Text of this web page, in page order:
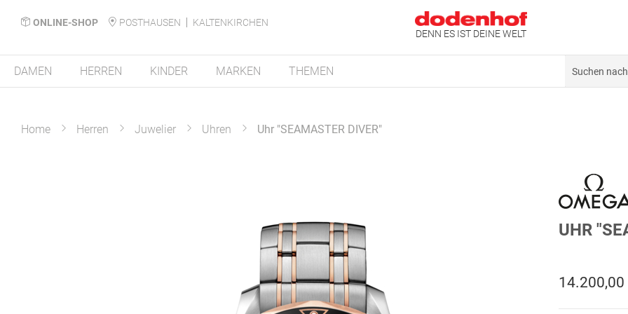
ONLINE-SHOP POSTHAUSEN
KALTENKIRCHEN
DENN ES IST DEINE WELT
DAMEN HERREN KINDER MARKEN THEMEN
Home Herren Juwelier Uhren Uhr "SEAMASTER DIVER"
UHR
14.200,00